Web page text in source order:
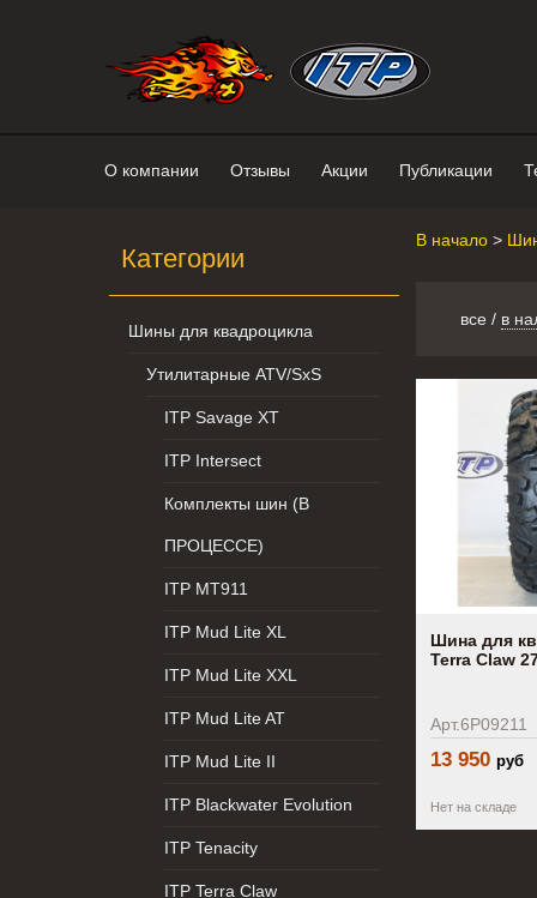
О компании Отзывы Акции Публикации
Интернет-магазин "Поросенок".
Категории
Шины для квадроцикла
Утилитарные ATV/SxS
ITP Savage XT
ITP Intersect
Комплекты шин (В
ПРОЦЕССЕ)
ITP MT911
ITP Mud Lite XL
ITP Mud Lite XXL
ITP Mud Lite AT
ITP Mud Lite II
ITP Blackwater Evolution
ITP Tenacity
ITP Terra Claw
В начало >
все / в
Шина для
Terra Claw
Арт.6P09211
13 950руб
Нет на складе